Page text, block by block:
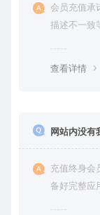
会员充值承
描述不一致
查看详情
网站内没有
充值终身会
备好完整应